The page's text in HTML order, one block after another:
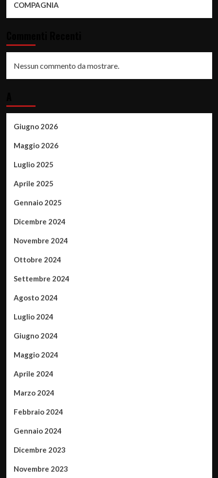
COMPAGNIA
Nessun commento da mostrare.
Giugno 2026
Maggio 2026
Luglio 2025
Aprile 2025
Gennaio 2025
Dicembre 2024
Novembre 2024
Ottobre 2024
Settembre 2024
Agosto 2024
Luglio 2024
Giugno 2024
Maggio 2024
Aprile 2024
Marzo 2024
Febbraio 2024
Gennaio 2024
Dicembre 2023
Novembre 2023